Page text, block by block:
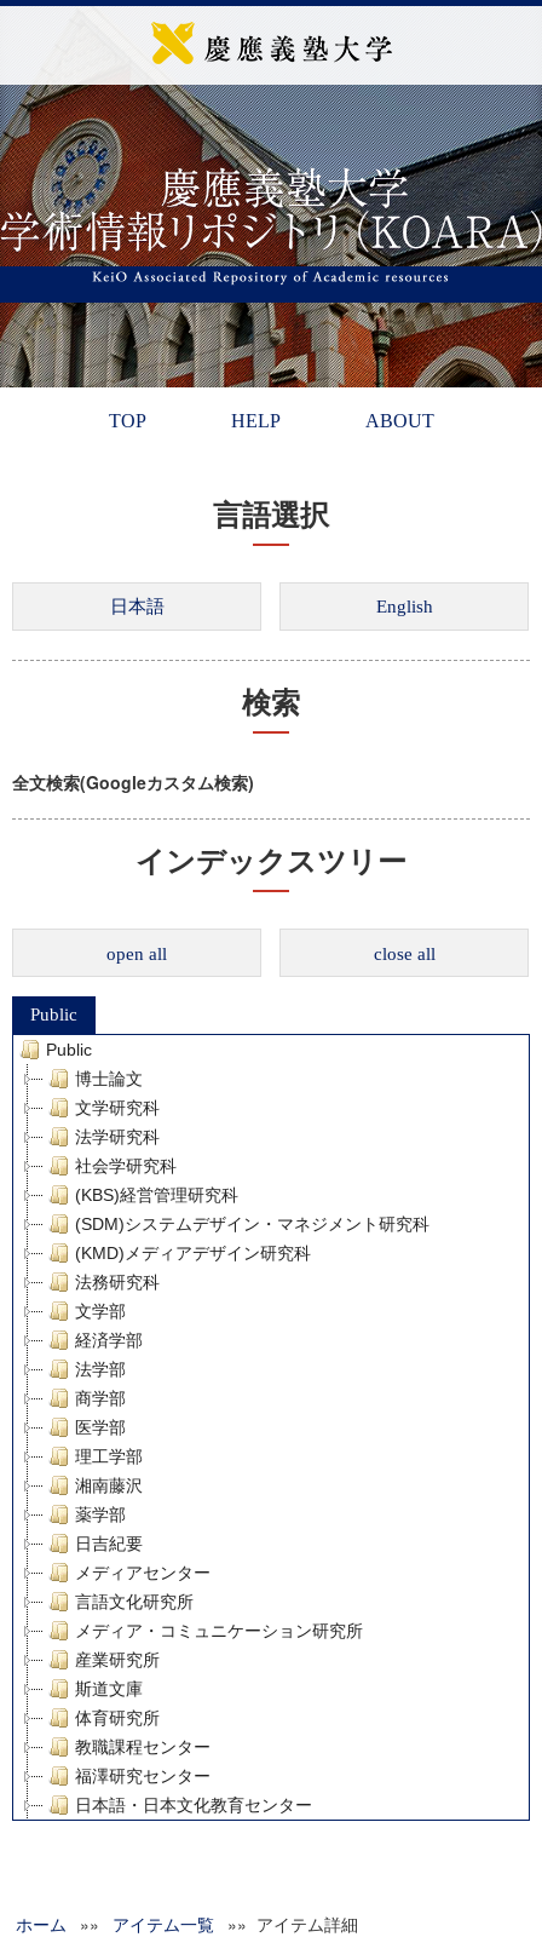
TOP HELP ABOUT
言語選択
検索
全文検索(Googleカスタム検索)
インデックスツリー
open all close all
Public
Public
博士論文
文学研究科
法学研究科
社会学研究科
(KBS)経営管理研究科
(SDM)システムデザイン・マネジメント研究科
(KMD)メディアデザイン研究科
法務研究科
文学部
経済学部
法学部
商学部
医学部
理工学部
湘南藤沢
薬学部
日吉紀要
メディアセンター
言語文化研究所
メディア・コミュニケーション研究所
産業研究所
斯道文庫
体育研究所
教職課程センター
福澤研究センター
日本語・日本文化教育センター
グローバルリサーチインスティテュート
ホーム »» アイテム一覧 »» アイテム詳細